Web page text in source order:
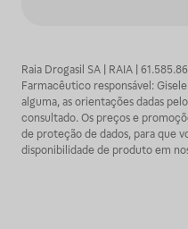
Raia Drogasil SA | RAIA |
Farmacêutico responsável:
alguma, as orientações dadas
consultado. Os preços e
de proteção de dados, para que
disponibilidade de produto em